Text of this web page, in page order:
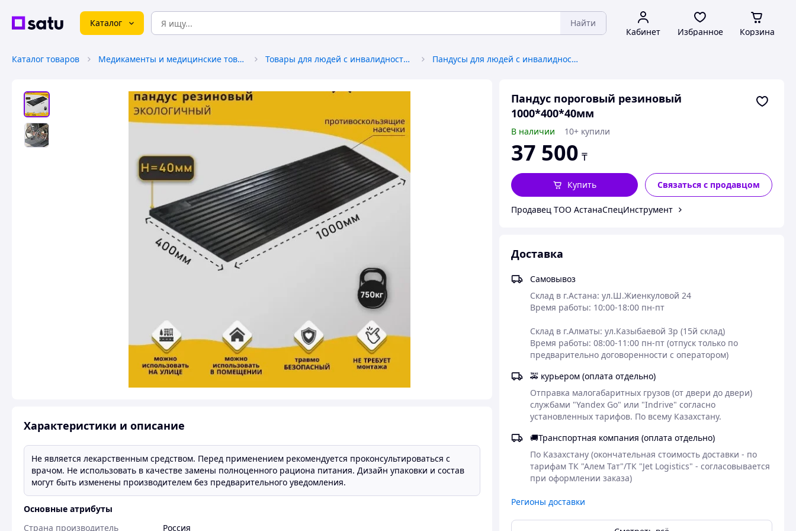
Каталог Найти
Кабинет Избранное Корзина
Каталог товаров Медикаменты и медицинские товары Товары для людей с инвалидностью Пандусы для людей с инвалидностью
Пандус пороговый резиновый
1000*400*40мм
В наличии 10+ купили
37 500 ₸
Купить Связаться с продавцом
Продавец ТОО АстанаСпецИнструмент
Доставка
Самовывоз
Склад в г.Астана: ул.Ш.Жиенкуловой 24
Время работы: 10:00-18:00 пн-пт
Склад в г.Алматы: ул.Казыбаевой 3р (15й склад)
Время работы: 08:00-11:00 пн-пт (отпуск только по
предварительно договоренности с оператором)
🚕 курьером (оплата отдельно)
Отправка малогабаритных грузов (от двери до двери)
службами "Yandex Go" или "Indrive" согласно
установленных тарифов. По всему Казахстану.
🚚Транспортная компания (оплата отдельно)
По Казахстану (окончательная стоимость доставки - по
тарифам ТК "Алем Тат"/ТК "Jet Logistics" - согласовывается
при оформлении заказа)
Регионы доставки
Характеристики и описание
Не является лекарственным средством. Перед применением рекомендуется проконсультироваться с
врачом. Не использовать в качестве замены полноценного рациона питания. Дизайн упаковки и состав
могут быть изменены производителем без предварительного уведомления.
Основные атрибуты
Страна производитель
Россия